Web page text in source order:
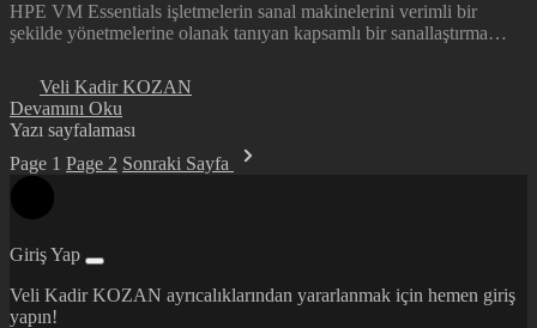
HPE VM Essentials işletmelerin sanal makinelerini verimli bir
şekilde yönetmelerine olanak tanıyan kapsamlı bir sanallaştırma…
Veli Kadir KOZAN
Devamını Oku
Yazı sayfalaması
Page 1 Page 2 Sonraki Sayfa
Giriş Yap
Veli Kadir KOZAN ayrıcalıklarından yararlanmak için hemen giriş
yapın!